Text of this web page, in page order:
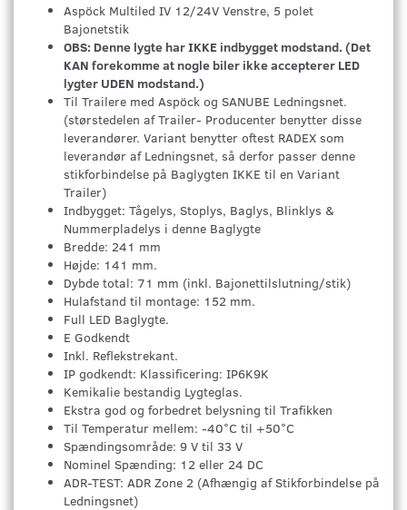
Aspöck Multiled IV 12/24V Venstre, 5 polet
Bajonetstik
OBS: Denne lygte har IKKE indbygget modstand. (Det
KAN forekomme at nogle biler ikke accepterer LED
lygter UDEN modstand.)
Til Trailere med Aspöck og SANUBE Ledningsnet.
(størstedelen af Trailer- Producenter benytter disse
leverandører. Variant benytter oftest RADEX som
leverandør af Ledningsnet, så derfor passer denne
stikforbindelse på Baglygten IKKE til en Variant
Trailer)
Indbygget: Tågelys, Stoplys, Baglys, Blinklys &
Nummerpladelys i denne Baglygte
Bredde: 241 mm
Højde: 141 mm.
Dybde total: 71 mm (inkl. Bajonettilslutning/stik)
Hulafstand til montage: 152 mm.
Full LED Baglygte.
E Godkendt
Inkl. Reflekstrekant.
IP godkendt: Klassificering: IP6K9K
Kemikalie bestandig Lygteglas.
Ekstra god og forbedret belysning til Trafikken
Til Temperatur mellem: -40°C til +50°C
Spændingsområde: 9 V til 33 V
Nominel Spænding: 12 eller 24 DC
ADR-TEST: ADR Zone 2 (Afhængig af Stikforbindelse på
Ledningsnet)